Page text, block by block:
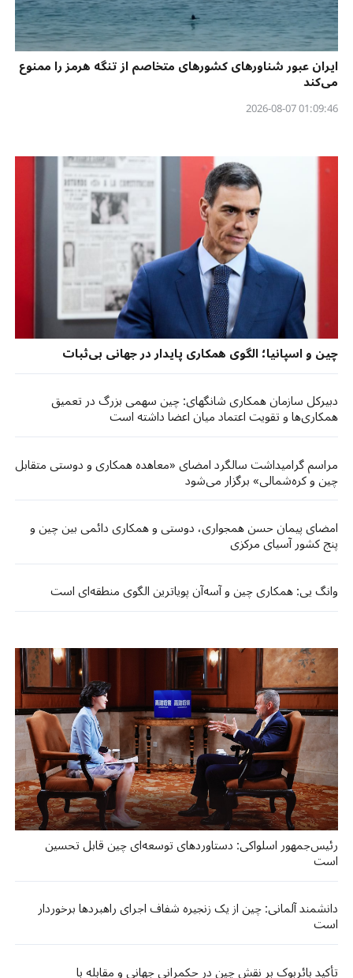
ایران عبور شناورهای کشورهای متخاصم از تنگه هرمز را ممنوع
می‌کند
01:09:46 2026-08-07
چین و اسپانیا؛ الگوی همکاری پایدار در جهانی بی‌ثبات
دبیرکل سازمان همکاری شانگهای: چین سهمی بزرگ در تعمیق
همکاری‌ها و تقویت اعتماد میان اعضا داشته است
مراسم گرامیداشت سالگرد امضای «معاهده همکاری و دوستی متقابل
چین و کره‌شمالی» برگزار می‌شود
امضای پیمان حسن همجواری، دوستی و همکاری دائمی بین چین و
پنج کشور آسیای مرکزی
وانگ یی: همکاری چین و آسه‌آن پویاترین الگوی منطقه‌ای است
رئیس‌جمهور اسلواکی: دستاوردهای توسعه‌ای چین قابل تحسین
است
دانشمند آلمانی: چین از یک زنجیره شفاف اجرای راهبردها برخوردار
است
تأکید بائربوک بر نقش چین در حکمرانی جهانی و مقابله با